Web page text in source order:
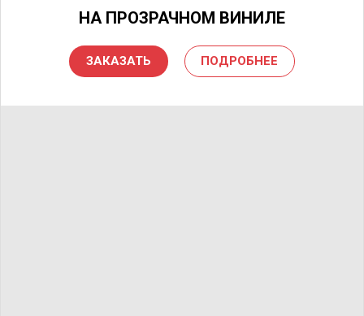
НА ПРОЗРАЧНОМ ВИНИЛЕ
ЗАКАЗАТЬ ПОДРОБНЕЕ